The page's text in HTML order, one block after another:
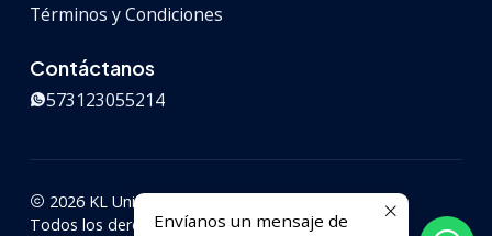
Términos y Condiciones
Contáctanos
573123055214
2026 KL Universal.
Todos los derechos reservados.Desarrollado por
Envíanos un mensaje de